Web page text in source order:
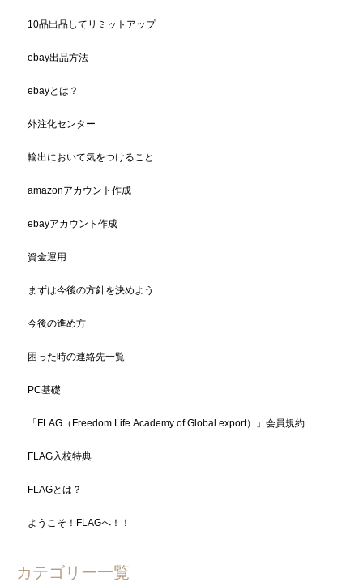
10品出品してリミットアップ
ebay出品方法
ebayとは？
外注化センター
輸出において気をつけること
amazonアカウント作成
ebayアカウント作成
資金運用
まずは今後の方針を決めよう
今後の進め方
困った時の連絡先一覧
PC基礎
「FLAG（Freedom Life Academy of Global export）」会員規約
FLAG入校特典
FLAGとは？
ようこそ！FLAGへ！！
カテゴリー一覧